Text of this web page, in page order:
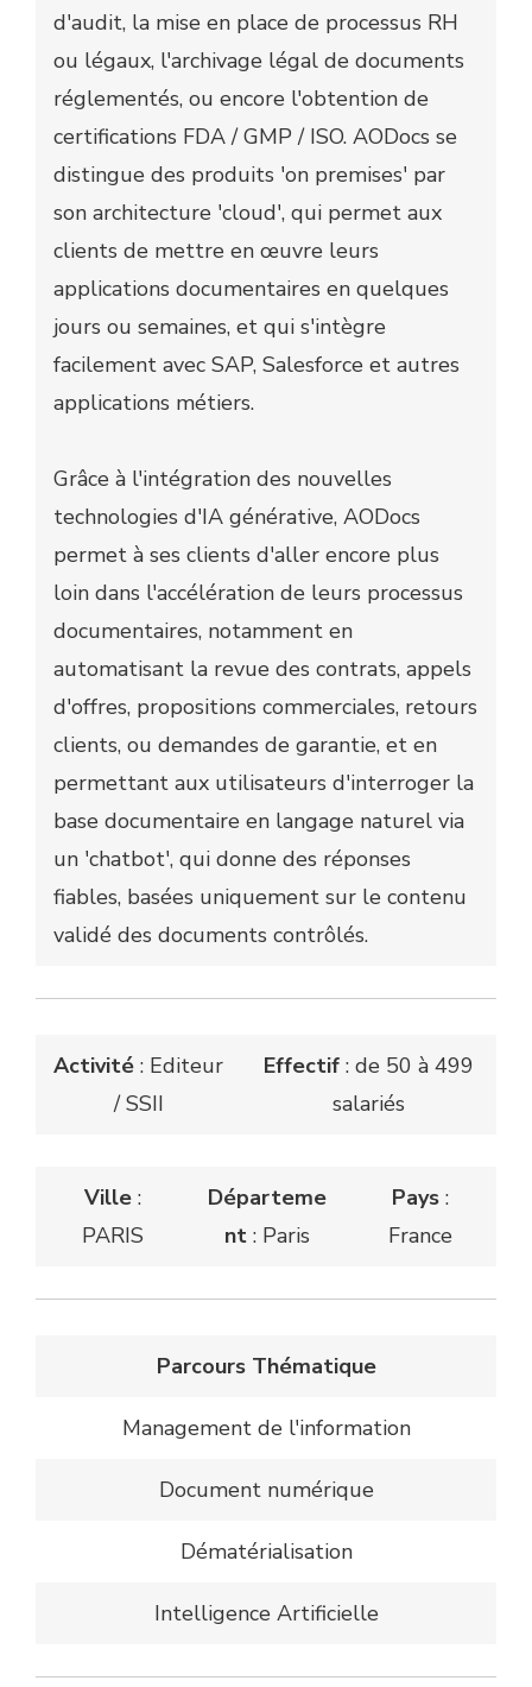
d'audit, la mise en place de processus RH
ou légaux, l'archivage légal de documents
réglementés, ou encore l'obtention de
certifications FDA / GMP / ISO. AODocs se
distingue des produits 'on premises' par
son architecture 'cloud', qui permet aux
clients de mettre en œuvre leurs
applications documentaires en quelques
jours ou semaines, et qui s'intègre
facilement avec SAP, Salesforce et autres
applications métiers.
Grâce à l'intégration des nouvelles
technologies d'IA générative, AODocs
permet à ses clients d'aller encore plus
loin dans l'accélération de leurs processus
documentaires, notamment en
automatisant la revue des contrats, appels
d'offres, propositions commerciales, retours
clients, ou demandes de garantie, et en
permettant aux utilisateurs d'interroger la
base documentaire en langage naturel via
un 'chatbot', qui donne des réponses
fiables, basées uniquement sur le contenu
validé des documents contrôlés.
Activité : Editeur
/ SSII
Effectif : de 50 à 499
salariés
Ville:
PARIS
Départeme
nt: Paris
Pays :
France
Parcours Thématique
Management de l'information
Document numérique
Dématérialisation
Intelligence Artificielle